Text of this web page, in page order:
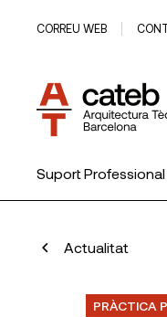
CORREU WEB
Suport Professional
Actualitat
PRÀCTICA